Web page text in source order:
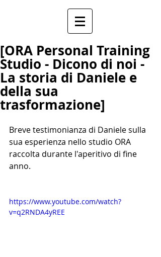
[ORA Personal Training
Studio - Dicono di noi -
La storia di Daniele e
della sua
trasformazione]
Breve testimonianza di Daniele sulla
sua esperienza nello studio ORA
raccolta durante l'aperitivo di fine
anno.
https://www.youtube.com/watch?
v=q2RNDA4yREE